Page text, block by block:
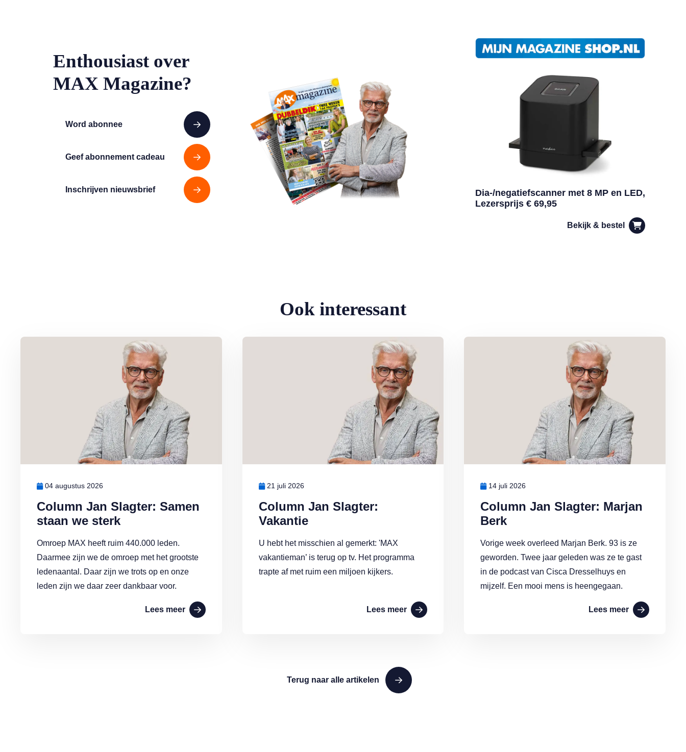
Enthousiast over
MAX Magazine?
Word abonnee
Geef abonnement cadeau
Inschrijven nieuwsbrief
Dia-/negatiefscanner met 8 MP en LED,
Lezersprijs € 69,95
Bekijk & bestel
Ook interessant
Column Jan Slagter: Samen
staan we sterk
04 augustus 2026
Omroep MAX heeft ruim 440.000 leden.
Daarmee zijn we de omroep met het grootste
ledenaantal. Daar zijn we trots op en onze
leden zijn we daar zeer dankbaar voor.
Lees meer
Lees meer over Column Jan Slagter: Samen staan we sterk
Column Jan Slagter:
Vakantie
21 juli 2026
U hebt het misschien al gemerkt: 'MAX
vakantieman’ is terug op tv. Het programma
trapte af met ruim een miljoen kijkers.
Lees meer
Lees meer over Column Jan Slagter: Vakantie
Column Jan Slagter: Marjan
Berk
14 juli 2026
Vorige week overleed Marjan Berk. 93 is ze
geworden. Twee jaar geleden was ze te gast
in de podcast van Cisca Dresselhuys en
mijzelf. Een mooi mens is heengegaan.
Lees meer
Lees meer over Column Jan Slagter: Marjan Berk
Terug naar alle artikelen